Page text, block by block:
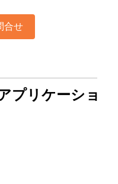
合せ
プリケーショ